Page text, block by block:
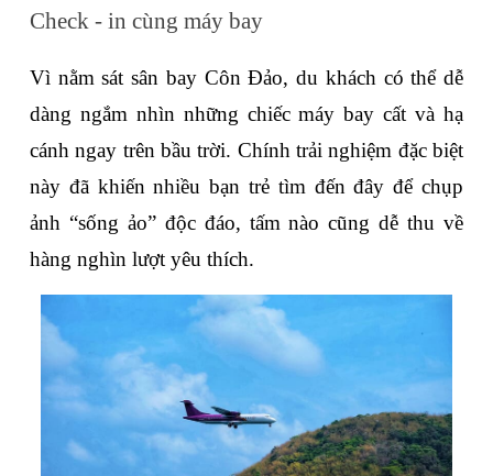
Check - in cùng máy bay
Vì nằm sát sân bay Côn Đảo, du khách có thể dễ
dàng ngắm nhìn những chiếc máy bay cất và hạ
cánh ngay trên bầu trời. Chính trải nghiệm đặc biệt
này đã khiến nhiều bạn trẻ tìm đến đây để chụp
ảnh “sống ảo” độc đáo, tấm nào cũng dễ thu về
hàng nghìn lượt yêu thích.